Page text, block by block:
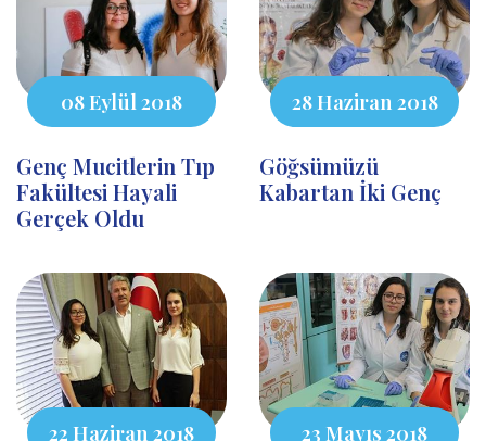
08 Eylül 2018
Genç Mucitlerin Tıp
Fakültesi Hayali
Gerçek Oldu
28 Haziran 2018
Göğsümüzü
Kabartan İki Genç
22 Haziran 2018 23 Mayıs 2018